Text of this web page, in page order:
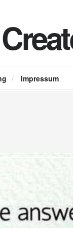
/ Impressum